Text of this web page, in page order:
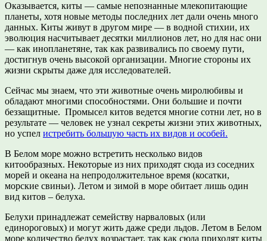
Оказывается, киты — самые непознанные млекопитающие
планеты, хотя новые методы последних лет дали очень много
данных. Киты живут в другом мире — в водной стихии, их
эволюция насчитывает десятки миллионов лет, но для нас они
— как инопланетяне, так как развивались по своему пути,
достигнув очень высокой организации. Многие стороны их
жизни скрыты даже для исследователей.
Сейчас мы знаем, что эти животные очень миролюбивы и
обладают многими способностями. Они большие и почти
беззащитные. Промысел китов ведется многие сотни лет, но в
результате — человек не узнал секреты жизни этих животных,
но успел истребить большую часть их видов и особей.
В Белом море можно встретить несколько видов
китообразных. Некоторые из них приходят сюда из соседних
морей и океана на непродолжительное время (косатки,
морские свиньи). Летом и зимой в море обитает лишь один
вид китов – белуха.
Белухи принадлежат семейству нарваловых (или
единороговых) и могут жить даже среди льдов. Летом в Белом
море количество белух возрастает, так как сюда приходят киты